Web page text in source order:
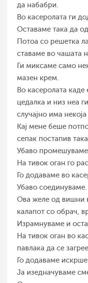
да набабри.
Во касеролата ги
Оставаме така да
Потоа со решетка
ставаме во чашата
Ги миксаме само
мазен крем.
Во касеролата каде
цедалка и низ неа
случајно има
Кај мене беше
сепак постапив
Убаво
На тивок оган го
Го додаваме во
Убаво соединуваме.
Ова желе од вишни
калапот со обрач,
Израмнуваме и
На тивок оган во
павлака да се
Го додаваме
Ја изедначуваме